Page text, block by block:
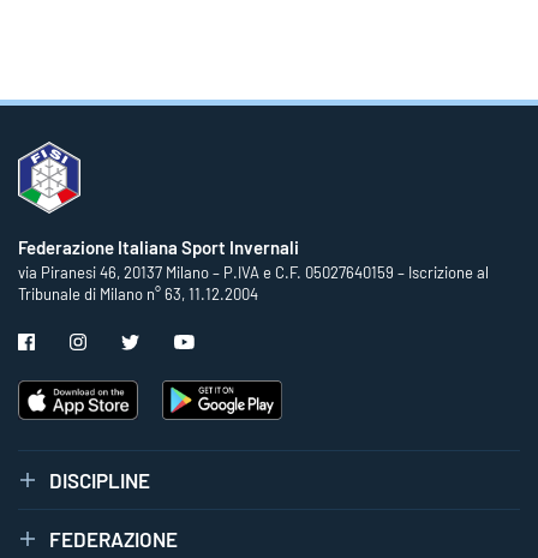
Federazione Italiana Sport Invernali
via Piranesi 46, 20137 Milano – P.IVA e C.F. 05027640159 – Iscrizione al
Tribunale di Milano n° 63, 11.12.2004
DISCIPLINE
FEDERAZIONE